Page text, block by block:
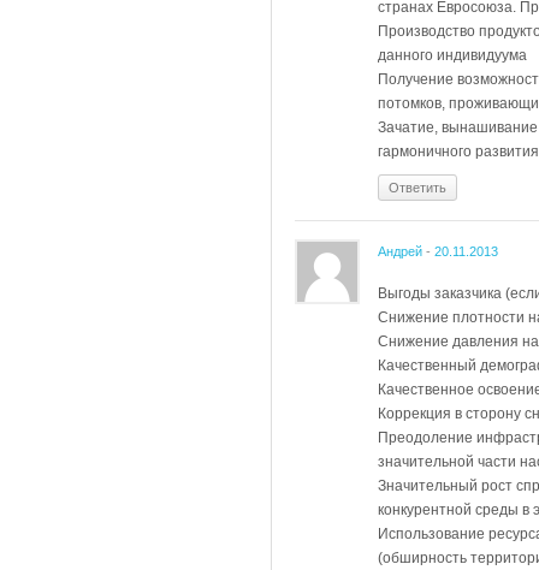
странах Евросоюза.
Производство
данного индивидуума
Получение
потомков,
Зачатие,
гармоничного
Ответить
Андрей - 20.11.2013
Выгоды заказчика
Снижение плотности
Снижение давления
Качественный
Качественное
Коррекция в сторону
Преодоление
значительной части
Значительный рост
конкурентной среды в
Использование
(обширность